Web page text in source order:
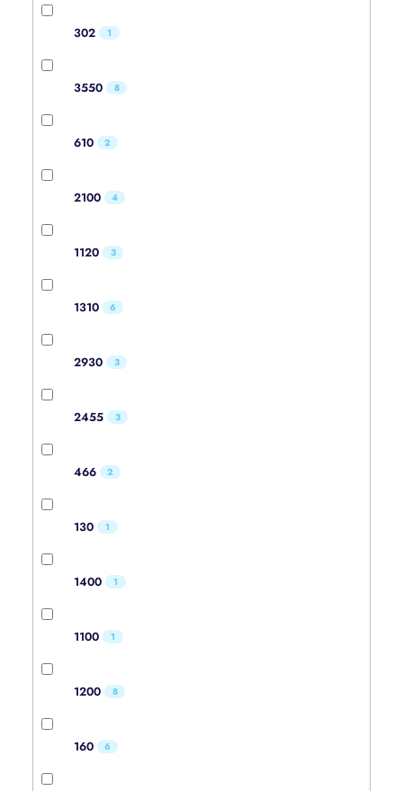
302 1
3550 8
610 2
2100 4
1120 3
1310 6
2930 3
2455 3
466 2
130 1
1400 1
1100 1
1200 8
160 6